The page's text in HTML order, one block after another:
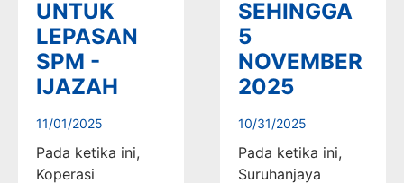
UNTUK
LEPASAN
SPM -
IJAZAH
11/01/2025
Pada ketika ini,
Koperasi
SEHINGGA
5
NOVEMBER
2025
10/31/2025
Pada ketika ini,
Suruhanjaya